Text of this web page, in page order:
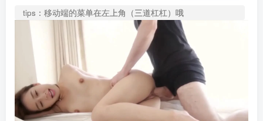
tips：移动端的菜单在左上角（三道杠杠）哦